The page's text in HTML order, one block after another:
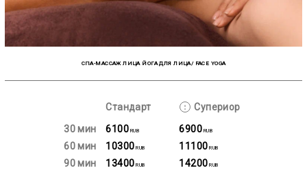
СПА-МАССАЖ ЛИЦА ЙОГА ДЛЯ ЛИЦА/ FACE YOGA
Стандарт
Супериор
30 мин
6100 RUB 6900 RUB
60 мин 10300 RUB 11100 RUB
90 мин 13400 RUB 14200 RUB